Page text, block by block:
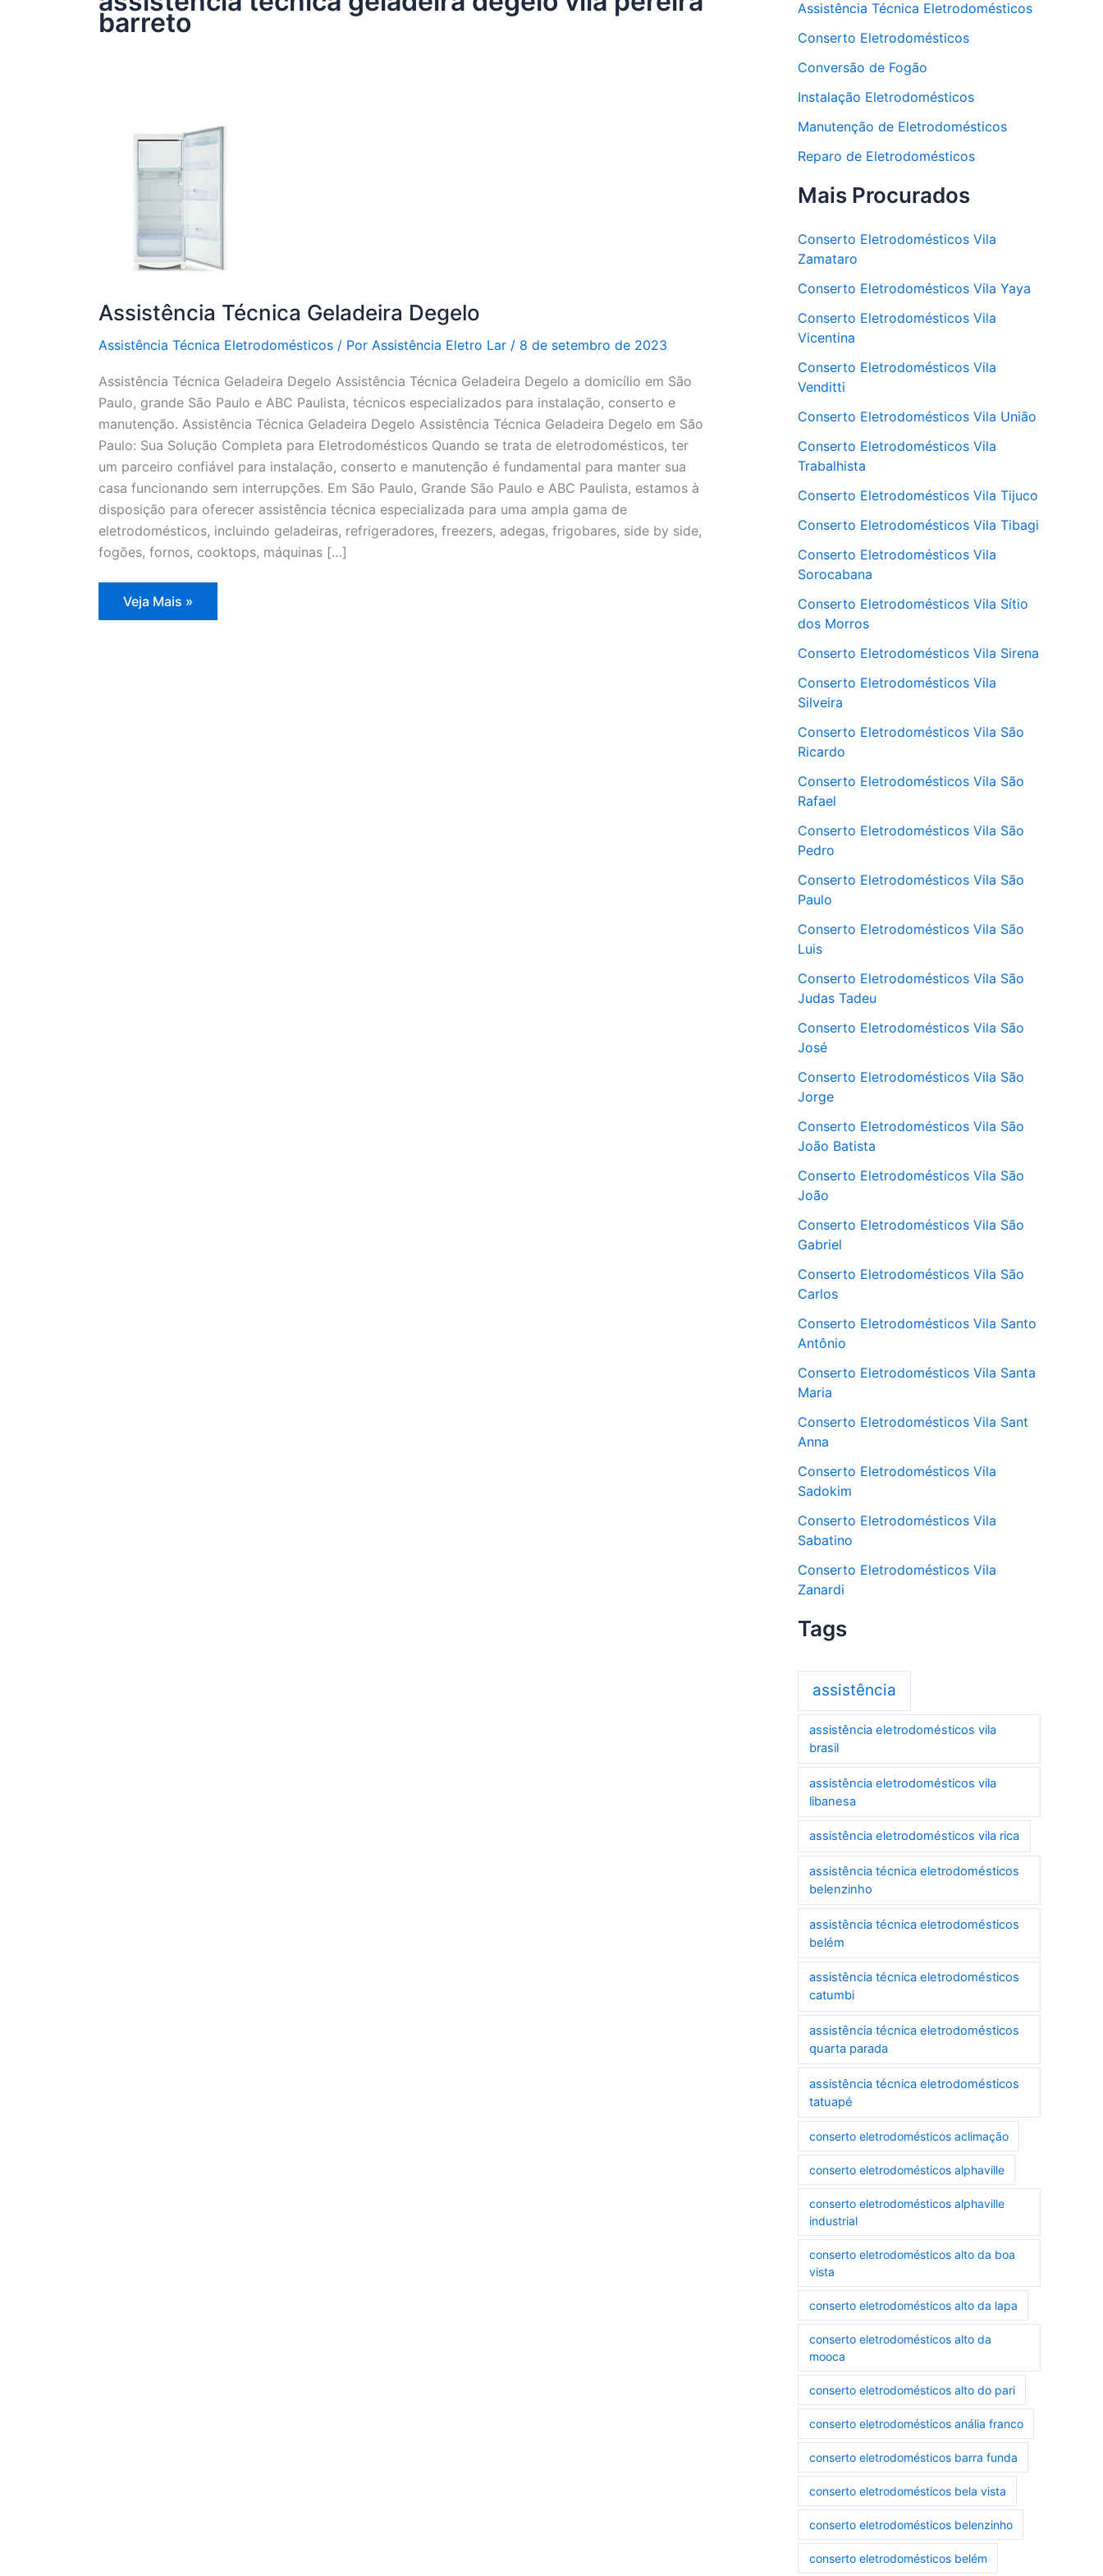
barreto
Assistência Técnica Geladeira Degelo
Assistência Técnica Eletrodomésticos / Por Assistência Eletro Lar / 8 de setembro de 2023
Assistência Técnica Geladeira Degelo Assistência Técnica Geladeira Degelo a domicílio em São
Paulo, grande São Paulo e ABC Paulista, técnicos especializados para instalação, conserto e
manutenção. Assistência Técnica Geladeira Degelo Assistência Técnica Geladeira Degelo em São
Paulo: Sua Solução Completa para Eletrodomésticos Quando se trata de eletrodomésticos, ter
um parceiro confiável para instalação, conserto e manutenção é fundamental para manter sua
casa funcionando sem interrupções. Em São Paulo, Grande São Paulo e ABC Paulista, estamos à
disposição para oferecer assistência técnica especializada para uma ampla gama de
eletrodomésticos, incluindo geladeiras, refrigeradores, freezers, adegas, frigobares, side by side,
fogões, fornos, cooktops, máquinas […]
Assistência
Técnica
Veja Mais »
Assistência Técnica Eletrodomésticos
Conserto Eletrodomésticos
Conversão de Fogão
Instalação Eletrodomésticos
Manutenção de Eletrodomésticos
Reparo de Eletrodomésticos
Mais Procurados
Conserto Eletrodomésticos Vila
Zamataro
Conserto Eletrodomésticos Vila Yaya
Conserto Eletrodomésticos Vila
Vicentina
Conserto Eletrodomésticos Vila
Venditti
Conserto Eletrodomésticos Vila União
Conserto Eletrodomésticos Vila
Trabalhista
Conserto Eletrodomésticos Vila Tijuco
Conserto Eletrodomésticos Vila Tibagi
Conserto Eletrodomésticos Vila
Sorocabana
Conserto Eletrodomésticos Vila Sítio
dos Morros
Conserto Eletrodomésticos Vila Sirena
Conserto Eletrodomésticos Vila
Silveira
Conserto Eletrodomésticos Vila São
Ricardo
Conserto Eletrodomésticos Vila São
Rafael
Conserto Eletrodomésticos Vila São
Pedro
Conserto Eletrodomésticos Vila São
Paulo
Conserto Eletrodomésticos Vila São
Luis
Conserto Eletrodomésticos Vila São
Judas Tadeu
Conserto Eletrodomésticos Vila São
José
Conserto Eletrodomésticos Vila São
Jorge
Conserto Eletrodomésticos Vila São
João Batista
Conserto Eletrodomésticos Vila São
João
Conserto Eletrodomésticos Vila São
Gabriel
Conserto Eletrodomésticos Vila São
Carlos
Conserto Eletrodomésticos Vila Santo
Antônio
Conserto Eletrodomésticos Vila Santa
Maria
Conserto Eletrodomésticos Vila Sant
Anna
Conserto Eletrodomésticos Vila
Sadokim
Conserto Eletrodomésticos Vila
Sabatino
Conserto Eletrodomésticos Vila
Zanardi
Tags
assistência
assistência eletrodomésticos vila
brasil
assistência eletrodomésticos vila
libanesa
assistência eletrodomésticos vila rica
assistência técnica eletrodomésticos
belenzinho
assistência técnica eletrodomésticos
belém
assistência técnica eletrodomésticos
catumbi
assistência técnica eletrodomésticos
quarta parada
assistência técnica eletrodomésticos
tatuapé
conserto eletrodomésticos aclimação
conserto eletrodomésticos alphaville
conserto eletrodomésticos alphaville
industrial
conserto eletrodomésticos alto da boa
vista
conserto eletrodomésticos alto da lapa
conserto eletrodomésticos alto da
mooca
conserto eletrodomésticos alto do pari
conserto eletrodomésticos anália franco
conserto eletrodomésticos barra funda
conserto eletrodomésticos bela vista
conserto eletrodomésticos belenzinho
conserto eletrodomésticos belém